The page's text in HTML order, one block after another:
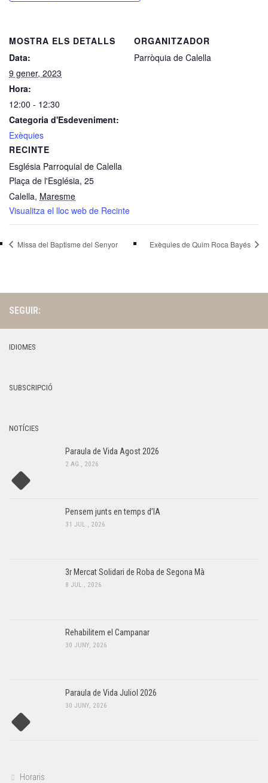
MOSTRA ELS DETALLS
Data:
9 gener, 2023
Hora:
12:00 - 12:30
Categoria d'Esdeveniment:
Exèquies
RECINTE
Església Parroquial de Calella
Plaça de l'Església, 25
Calella, Maresme
Visualitza el lloc web de Recinte
ORGANITZADOR
Parròquia de Calella
Missa del Baptisme del Senyor Exèquies de Quim Roca Bayés
SEGUIR:
IDIOMES
SUBSCRIPCIÓ
NOTÍCIES
Paraula de Vida Agost 2026
2 AG., 2026
Pensem junts en temps d’IA
31 JUL., 2026
3r Mercat Solidari de Roba de Segona Mà
8 JUL., 2026
Rehabilitem el Campanar
30 JUNY, 2026
Paraula de Vida Juliol 2026
30 JUNY, 2026
Horaris